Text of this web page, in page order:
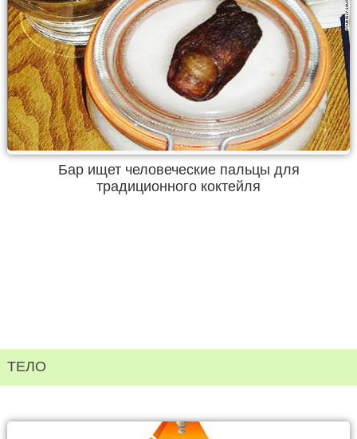
Бар ищет человеческие пальцы для
традиционного коктейля
ТЕЛО